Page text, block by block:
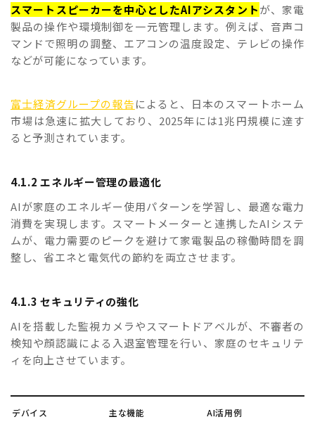
スマートスピーカーを中心としたAIアシスタントが、家電
製品の操作や環境制御を一元管理します。例えば、音声コ
マンドで照明の調整、エアコンの温度設定、テレビの操作
などが可能になっています。
富士経済グループの報告によると、日本のスマートホーム
市場は急速に拡大しており、2025年には1兆円規模に達す
ると予測されています。
4.1.2 エネルギー管理の最適化
AIが家庭のエネルギー使用パターンを学習し、最適な電力
消費を実現します。スマートメーターと連携したAIシステ
ムが、電力需要のピークを避けて家電製品の稼働時間を調
整し、省エネと電気代の節約を両立させます。
4.1.3 セキュリティの強化
AIを搭載した監視カメラやスマートドアベルが、不審者の
検知や顔認識による入退室管理を行い、家庭のセキュリテ
ィを向上させています。
デバイス 主な機能 AI活用例